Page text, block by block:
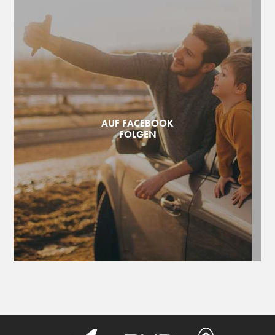
AUF FACEBOOK
FOLGEN